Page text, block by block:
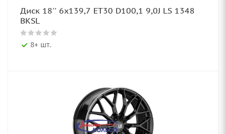
Диск 18'' 6x139,7 ET30 D100,1 9,0J LS 1348
BKSL
8+ шт.